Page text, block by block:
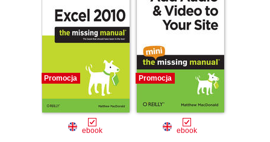
Promocja
ebook
Promocja
ebook